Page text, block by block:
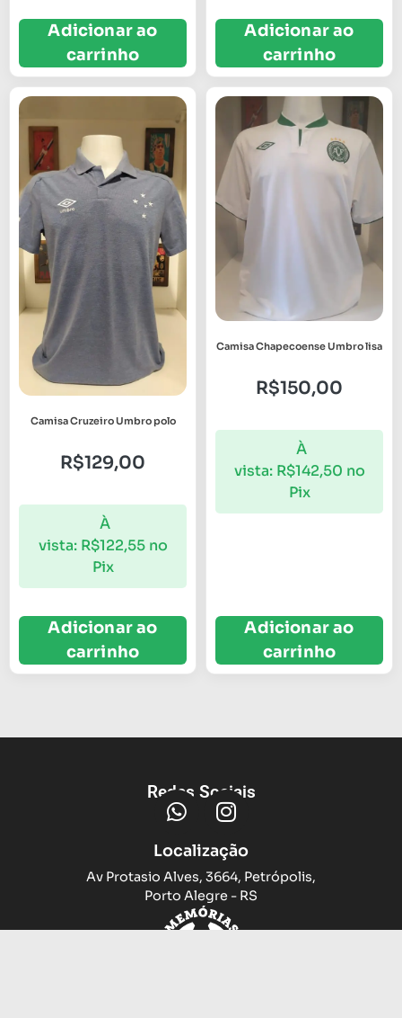
Adicionar ao
carrinho
Adicionar ao
carrinho
Camisa Cruzeiro Umbro polo
R$129,00
À
vista: R$122,55 no
Pix
Adicionar ao
carrinho
Camisa Chapecoense Umbro lisa
R$150,00
À
vista: R$142,50 no
Pix
Adicionar ao
carrinho
Redes Sociais
Localização
Av Protasio Alves, 3664, Petrópolis,
Porto Alegre - RS